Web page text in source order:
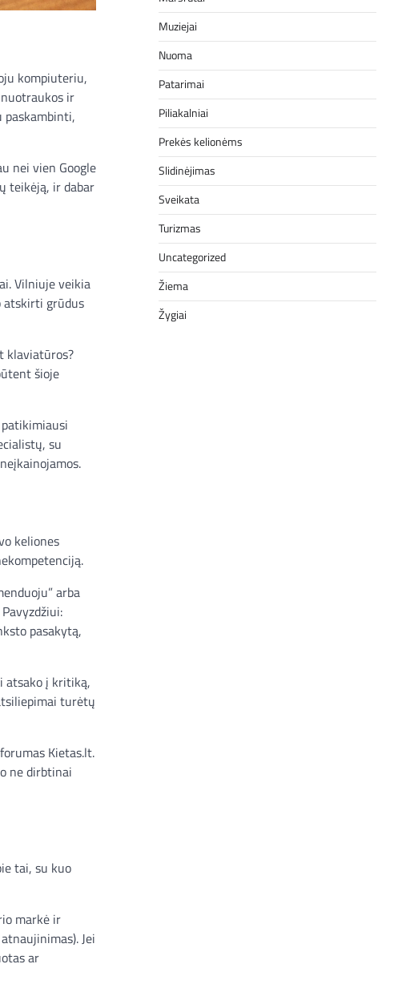
kompiuteriu,
ir
paskambinti,
nei vien Google
teikėją, ir dabar
Vilniuje veikia
atskirti grūdus
klaviatūros?
šioje
su
keliones
arba
pasakytą,
atsako į kritiką,
turėtų
Kietas.lt.
ne dirbtinai
tai, su kuo
markė ir
Jei
ar
Muziejai
Nuoma
Patarimai
Piliakalniai
Prekės kelionėms
Slidinėjimas
Sveikata
Turizmas
Uncategorized
Žiema
Žygiai